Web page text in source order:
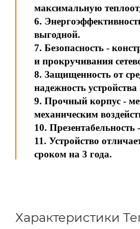
максимальную
6.
выгодной.
7. Безопасность -
и прокручивания
8. Защищенность от
надежность
9. Прочный корпус -
механическим
10.
11. Устройство
сроком на 3 года.
Характеристики